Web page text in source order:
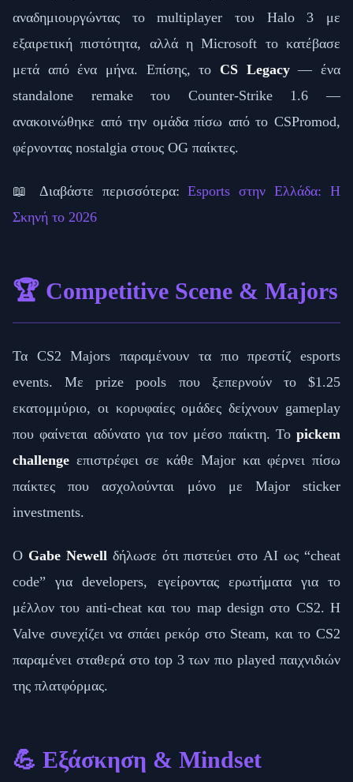
αναδημιουργώντας το multiplayer του Halo 3 με
εξαιρετική πιστότητα, αλλά η Microsoft το κατέβασε
μετά από ένα μήνα. Επίσης, το CS Legacy— ένα
standalone remake του Counter-Strike 1.6 —
ανακοινώθηκε από την ομάδα πίσω από το CSPromod,
φέρνοντας nostalgia στους OG παίκτες.
📖 Διαβάστε περισσότερα:Esports στην Ελλάδα: Η
Σκηνή το 2026
🏆 Competitive Scene & Majors
Τα CS2 Majors παραμένουν τα πιο πρεστίζ esports
events. Με prize pools που ξεπερνούν το $1.25
εκατομμύριο, οι κορυφαίες ομάδες δείχνουν gameplay
που φαίνεται αδύνατο για τον μέσο παίκτη. Το pickem
challenge επιστρέφει σε κάθε Major και φέρνει πίσω
παίκτες που ασχολούνται μόνο με Major sticker
investments.
Ο Gabe Newell δήλωσε ότι πιστεύει στο AI ως “cheat
code” για developers, εγείροντας ερωτήματα για το
μέλλον του anti-cheat και του map design στο CS2. Η
Valve συνεχίζει να σπάει ρεκόρ στο Steam, και το CS2
παραμένει σταθερά στο top 3 των πιο played παιχνιδιών
της πλατφόρμας.
💪 Εξάσκηση & Mindset